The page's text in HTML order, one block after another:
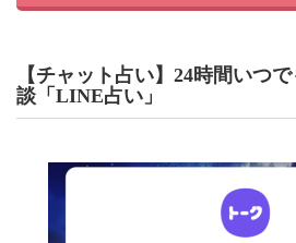
【チャット占い】24時間いつ
談「LINE占い」